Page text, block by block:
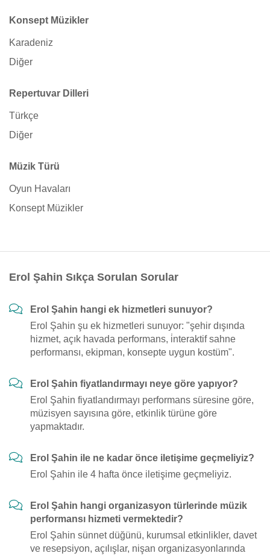
Konsept Müzikler
Karadeniz
Diğer
Repertuvar Dilleri
Türkçe
Diğer
Müzik Türü
Oyun Havaları
Konsept Müzikler
Erol Şahin Sıkça Sorulan Sorular
Erol Şahin hangi ek hizmetleri sunuyor?
Erol Şahin şu ek hizmetleri sunuyor: "şehir dışında
hizmet, açık havada performans, i̇nteraktif sahne
performansı, ekipman, konsepte uygun kostüm".
Erol Şahin fiyatlandırmayı neye göre yapıyor?
Erol Şahin fiyatlandırmayı performans süresine göre,
müzisyen sayısına göre, etkinlik türüne göre
yapmaktadır.
Erol Şahin ile ne kadar önce iletişime geçmeliyiz?
Erol Şahin ile 4 hafta önce iletişime geçmeliyiz.
Erol Şahin hangi organizasyon türlerinde müzik
performansı hizmeti vermektedir?
Erol Şahin sünnet düğünü, kurumsal etkinlikler, davet
ve resepsiyon, açılışlar, nişan organizasyonlarında